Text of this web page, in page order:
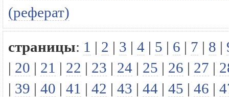
(реферат)
страницы: 1 | 2 | 3 | 4 | 5 | 6 | 7 | 8 |
| 20 | 21 | 22 | 23 | 24 | 25 | 26 | 27 |
| 39 | 40 | 41 | 42 | 43 | 44 | 45 | 46 |